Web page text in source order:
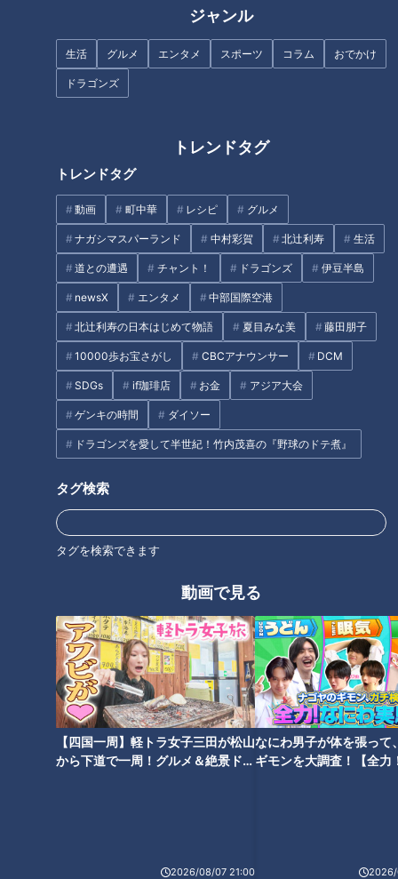
ジャンル
生活 グルメ エンタメ スポーツ コラム おでかけ
ドラゴンズ
トレンドタグ
トレンドタグ
動画 町中華 レシピ グルメ
ナガシマスパーランド 中村彩賀 北辻利寿 生活
道との遭遇 チャント！ ドラゴンズ 伊豆半島
newsX エンタメ 中部国際空港
北辻利寿の日本はじめて物語 夏目みな美 藤田朋子
10000歩お宝さがし CBCアナウンサー DCM
SDGs if珈琲店 お金 アジア大会
ゲンキの時間 ダイソー
ドラゴンズを愛して半世紀！竹内茂喜の『野球のドテ煮』
タグ検索
タグを検索できます
動画で見る
【四国一周】軽トラ女子三田が松山
から下道で一周！グルメ＆絶景ドラ
2026/08/07 21:00
なにわ男子が体を張って
ギモンを大調査！【全力
2026/
ットのスペシャリストに学ぶ
「無理なくやせる方法」
大病も招く「糖質疲労」の正体
フランス人は菓子店「シャトレ
ーゼ」の店名に顔を赤らめる？
す”ダイエット法…内臓脂肪を減
らして「ぽっこりお腹」を改善
する方法
タグ
健康 ゲンキの時間 坂下千里子
オススメ関連コンテンツ
石丸幹二「すごい痩せました
ト！？ダイエットのスペシャリ
ストに学ぶ「無理なくやせる方
侮るな！食後の眠気＆だるさ…
大病も招く「糖質疲労」の正体
ニキビは潰してもいい？…放っ
ておいたら命取り!?危険な「で
きもの」原因と見分け方